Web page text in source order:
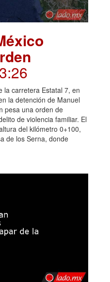
la carretera Estatal 7, en
la detención de Manuel
pesa una orden de
de violencia familiar. El
del kilómetro 0+100,
de los Serna, donde